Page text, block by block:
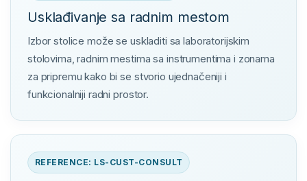
Usklađivanje sa radnim mestom
Izbor stolice može se uskladiti sa laboratorijskim
stolovima, radnim mestima sa instrumentima i zonama
za pripremu kako bi se stvorio ujednačeniji i
funkcionalniji radni prostor.
REFERENCE: LS-CUST-CONSULT